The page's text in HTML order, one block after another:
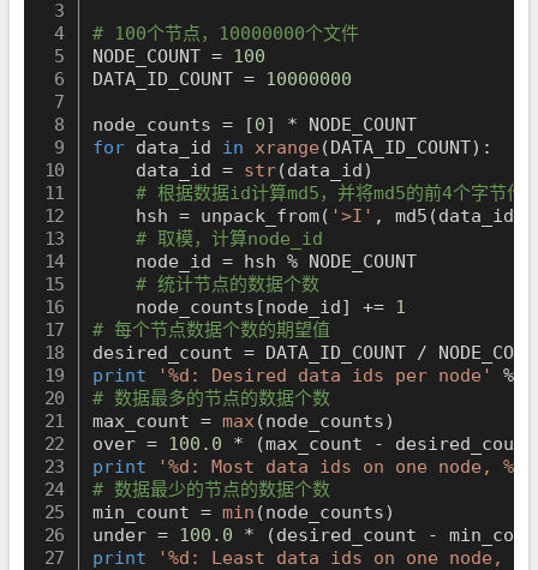
# 100个节点，10000000个文件
NODE_COUNT = 100
DATA_ID_COUNT = 10000000
node_counts = [0] *
for data_id in xrange (DATA_ID_COUNT) :
    data_id
= str(data_id)
# 根据数据id计算md5，并将md5的前4个字节
    hsh
= unpack_from( '>I' , md5 (data_id
# 取模，计算node_id
    node_id
= hsh % NODE_COUNT
# 统计节点的数据个数
    node_counts
[node_id] += 1
# 每个节点数据个数的期望值
desired_count = DATA_ID_COUNT /
print
'%d: Desired data ids per node'
%
# 数据最多的节点的数据个数
max_count = max(node_counts)
over = 100.0 * (max_count - desired_count
print
'%d: Most data ids on one node,
# 数据最少的节点的数据个数
min_count = min (node_counts)
under = 100.0 * (desired_count -
print
'%d: Least data ids on one node,